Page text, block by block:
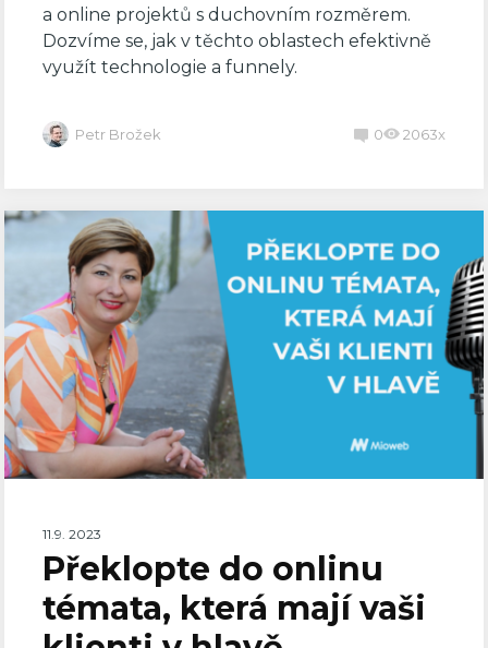
a online projektů s duchovním rozměrem.
Dozvíme se, jak v těchto oblastech efektivně
využít technologie a funnely.
Petr Brožek 0 2063x
11.9. 2023
Překlopte do onlinu
témata, která mají vaši